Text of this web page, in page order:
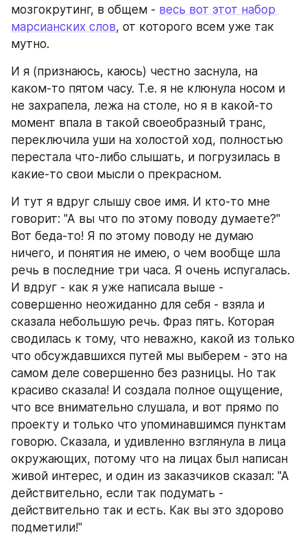
мозгокрутинг, в общем - весь вот этот набор
марсианских слов, от которого всем уже так
мутно.
И я (признаюсь, каюсь) честно заснула, на
каком-то пятом часу. Т.е. я не клюнула носом и
не захрапела, лежа на столе, но я в какой-то
момент впала в такой своеобразный транс,
переключила уши на холостой ход, полностью
перестала что-либо слышать, и погрузилась в
какие-то свои мысли о прекрасном.
И тут я вдруг слышу свое имя. И кто-то мне
говорит: "А вы что по этому поводу думаете?"
Вот беда-то! Я по этому поводу не думаю
ничего, и понятия не имею, о чем вообще шла
речь в последние три часа. Я очень испугалась.
И вдруг - как я уже написала выше -
совершенно неожиданно для себя - взяла и
сказала небольшую речь. Фраз пять. Которая
сводилась к тому, что неважно, какой из только
что обсуждавшихся путей мы выберем - это на
самом деле совершенно без разницы. Но так
красиво сказала! И создала полное ощущение,
что все внимательно слушала, и вот прямо по
проекту и только что упоминавшимся пунктам
говорю. Сказала, и удивленно взглянула в лица
окружающих, потому что на лицах был написан
живой интерес, и один из заказчиков сказал: "А
действительно, если так подумать -
действительно так и есть. Как вы это здорово
подметили!"